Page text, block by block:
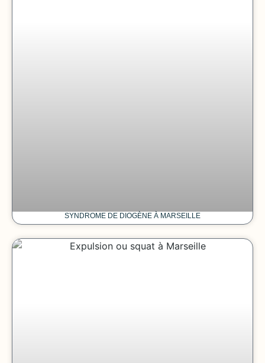
SYNDROME DE DIOGÈNE À MARSEILLE